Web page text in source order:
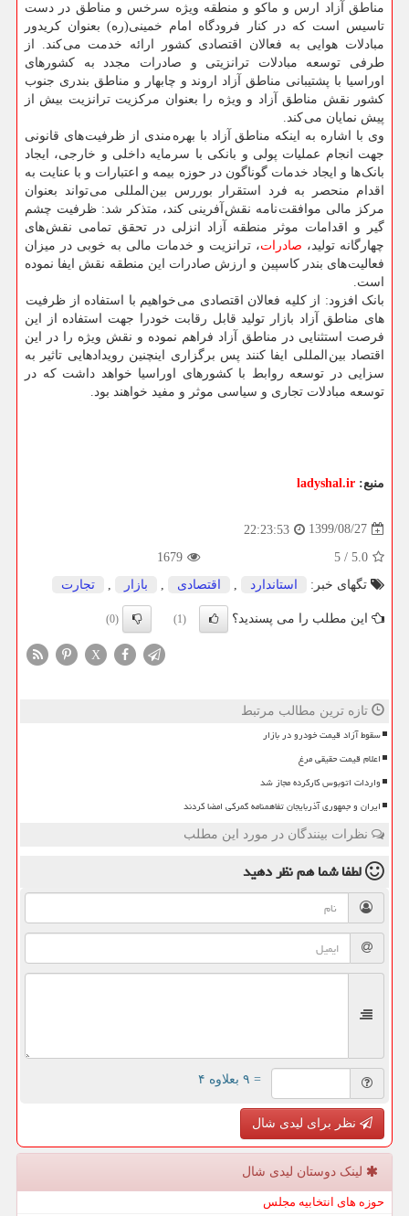
مناطق آزاد ارس و ماکو و منطقه ویژه سرخس و مناطق در دست
تاسیس است که در کنار فرودگاه امام خمینی(ره) بعنوان کریدور
مبادلات هوایی به فعالان اقتصادی کشور ارائه خدمت می کند. از
طرفی توسعه مبادلات ترانزیتی و صادرات مجدد به کشورهای
اوراسیا با پشتیبانی مناطق آزاد اروند و چابهار و مناطق بندری جنوب
کشور نقش مناطق آزاد و ویژه را بعنوان مرکزیت ترانزیت بیش از
پیش نمایان می کند.
وی با اشاره به اینکه مناطق آزاد با بهره مندی از ظرفیت های قانونی
جهت انجام عملیات پولی و بانکی با سرمایه داخلی و خارجی، ایجاد
بانک ها و ایجاد خدمات گوناگون در حوزه بیمه و اعتبارات و با عنایت به
اقدام منحصر به فرد استقرار بوررس بین المللی می تواند بعنوان
مرکز مالی موافقت نامه نقش آفرینی کند، متذکر شد: ظرفیت چشم
گیر و اقدامات موثر منطقه آزاد انزلی در تحقق تمامی نقش های
چهارگانه تولید، صادرات، ترانزیت و خدمات مالی به خوبی در میزان
فعالیت های بندر کاسپین و ارزش صادرات این منطقه نقش ایفا نموده
است.
بانک افزود: از کلیه فعالان اقتصادی می خواهیم با استفاده از ظرفیت
های مناطق آزاد بازار تولید قابل رقابت خودرا جهت استفاده از این
فرصت استثنایی در مناطق آزاد فراهم نموده و نقش ویژه را در این
اقتصاد بین المللی ایفا کنند پس برگزاری اینچنین رویدادهایی تاثیر به
سزایی در توسعه روابط با کشورهای اوراسیا خواهد داشت که در
توسعه مبادلات تجاری و سیاسی موثر و مفید خواهند بود.
منبع: ladyshal.ir
1399/08/27
22:23:53
5.0
/
5
1679
تگهای خبر:
استاندارد , اقتصادی , بازار , تجارت
این مطلب را می پسندید؟ (1)
(0)
X
تازه ترین مطالب مرتبط
سقوط آزاد قیمت خودرو در بازار
اعلام قیمت حقیقی مرغ
واردات اتوبوس کارکرده مجاز شد
ایران و جمهوری آذربایجان تفاهمنامه گمرکی امضا کردند
نظرات بینندگان در مورد این مطلب
لطفا شما همنظر دهید
= ۹ بعلاوه ۴
نظر برای لیدی شال
لینک دوستان لیدی شال
حوزه های انتخابیه مجلس